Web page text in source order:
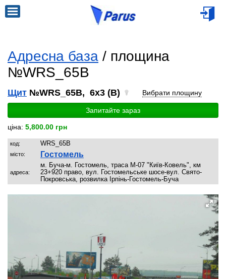
Адресна база / площина
№WRS_65B
Щит №WRS_65B, 6x3 (B) Вибрати площину
Запитайте зараз
ціна: 5,800.00 грн
код: WRS_65B
місто: Гостомель
адреса:
м. Буча-м. Гостомель, траса М-07 "Київ-Ковель", км
23+920 право, вул. Гостомельське шосе-вул. Свято-
Покровська, розвилка Ірпінь-Гостомель-Буча